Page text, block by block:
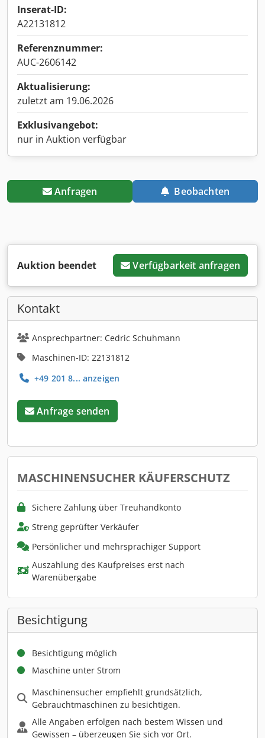
Inserat-ID:
A22131812
Referenznummer:
AUC-2606142
Aktualisierung:
zuletzt am 19.06.2026
Exklusivangebot:
nur in Auktion verfügbar
Anfragen Beobachten
Auktion beendet Verfügbarkeit anfragen
Kontakt
Ansprechpartner: Cedric Schuhmann
Maschinen-ID: 22131812
+49 201 8... anzeigen
Anfrage senden
MASCHINENSUCHER KÄUFERSCHUTZ
Sichere Zahlung über Treuhandkonto
Streng geprüfter Verkäufer
Persönlicher und mehrsprachiger Support
Auszahlung des Kaufpreises erst nach
Warenübergabe
Besichtigung
Besichtigung möglich
Maschine unter Strom
Maschinensucher empfiehlt grundsätzlich,
Gebrauchtmaschinen zu besichtigen.
Alle Angaben erfolgen nach bestem Wissen und
Gewissen – überzeugen Sie sich vor Ort.